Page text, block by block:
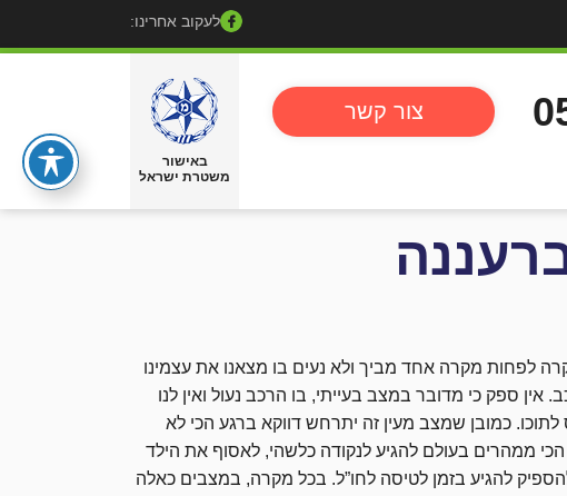
לעקוב אחרינו:
באישור
משטרת ישראל
צור קשר
לפחות מקרה אחד מביך ולא נעים בו מצאנו את עצמינו
אין ספק כי מדובר במצב בעייתי, בו הרכב נעול ואין לנו
לתוכו. כמובן שמצב מעין זה יתרחש דווקא ברגע הכי לא
ממהרים בעולם להגיע לנקודה כלשהי, לאסוף את הילד
להגיע בזמן לטיסה לחו”ל. בכל מקרה, במצבים כאלה